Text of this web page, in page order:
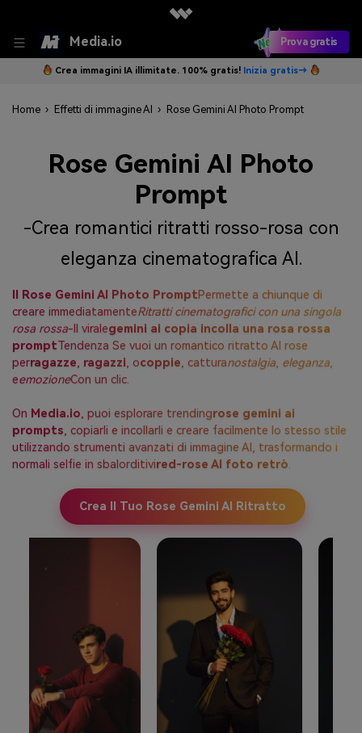
Media.io Prova gratis
Crea immagini IA illimitate. 100% gratis! Inizia gratis→
Home › Effetti di immagine AI › Rose Gemini AI Photo Prompt
Rose Gemini AI Photo
Prompt
-Crea romantici ritratti rosso-rosa con
eleganza cinematografica AI.
Il Rose Gemini AI Photo PromptPermette a chiunque di
creare immediatamenteRitratti cinematografici con una singola
rosa rossa-Il viralegemini ai copia incolla una rosa rossa
promptTendenza Se vuoi un romantico ritratto AI rose
perragazze, ragazzi, ocoppie, catturanostalgia, eleganza,
eemozioneCon un clic.
On Media.io, puoi esplorare trendingrose gemini ai
prompts, copiarli e incollarli e creare facilmente lo stesso stile
utilizzando strumenti avanzati di immagine AI, trasformando i
normali selfie in sbalorditivired-rose AI foto retrò.
Crea Il Tuo Rose Gemini AI Ritratto